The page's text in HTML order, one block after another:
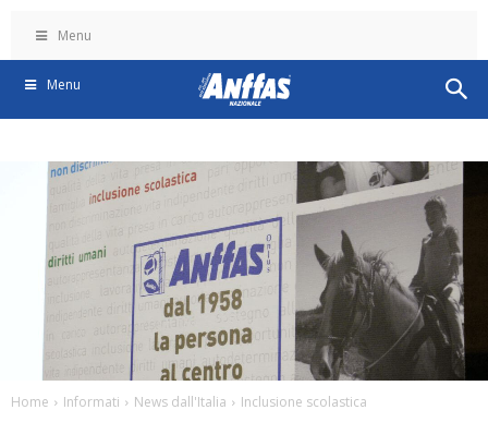
Menu
Menu
Home Informati News dall'Italia Inclusione scolastica